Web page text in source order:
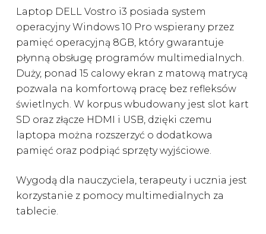
Laptop DELL Vostro i3 posiada system
operacyjny Windows 10 Pro wspierany przez
pamięć operacyjną 8GB, który gwarantuje
płynną obsługę programów multimedialnych.
Duży, ponad 15 calowy ekran z matową matrycą
pozwala na komfortową pracę bez refleksów
świetlnych. W korpus wbudowany jest slot kart
SD oraz złącze HDMI i USB, dzięki czemu
laptopa można rozszerzyć o dodatkowa
pamięć oraz podpiąć sprzęty wyjściowe.
Wygodą dla nauczyciela, terapeuty i ucznia jest
korzystanie z pomocy multimedialnych za
tablecie.